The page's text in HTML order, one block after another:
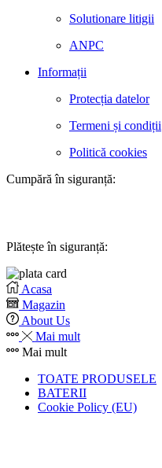
Solutionare litigii
ANPC
Informații
Protecția datelor
Termeni și condiții
Politică cookies
Cumpără în siguranță:
Plătește în siguranță:
Acasa
Magazin
About Us
Mai mult
Mai mult
TOATE PRODUSELE
BATERII
Cookie Policy (EU)